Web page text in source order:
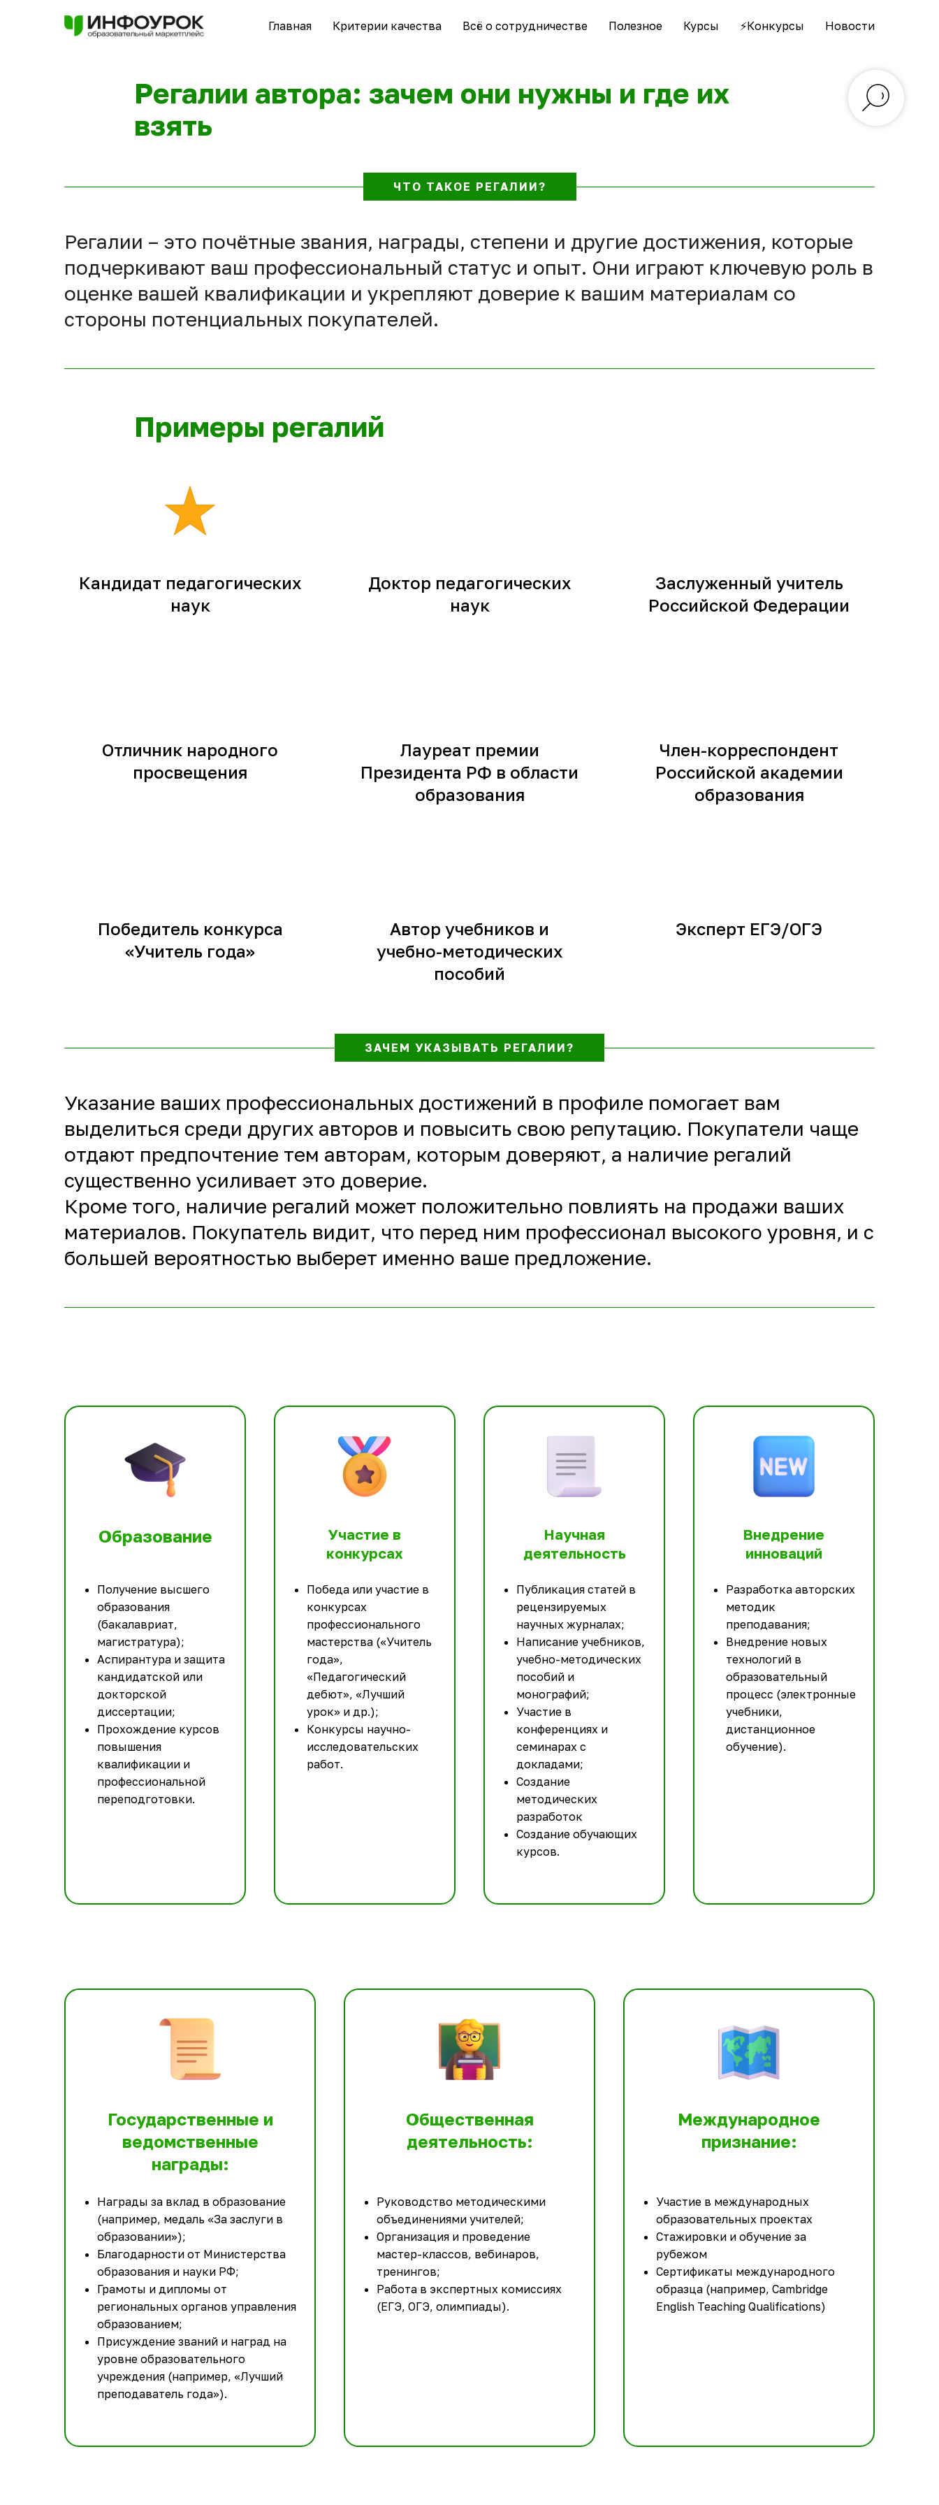
Главная Критерии качества Всё о сотрудничестве Полезное Курсы ⚡️Конкурсы Новости
Регалии автора: зачем они нужны и где их
взять
ЧТО ТАКОЕ РЕГАЛИИ?
Регалии – это почётные звания, награды, степени и другие достижения, которые
подчеркивают ваш профессиональный статус и опыт. Они играют ключевую роль в
оценке вашей квалификации и укрепляют доверие к вашим материалам со
стороны потенциальных покупателей.
Примеры регалий
Кандидат педагогических
наук
Доктор педагогических
наук
Заслуженный учитель
Российской Федерации
Отличник народного
просвещения
Лауреат премии
Президента РФ в области
образования
Член-корреспондент
Российской академии
образования
Победитель конкурса
«Учитель года»
Автор учебников и
учебно-методических
пособий
Эксперт ЕГЭ/ОГЭ
ЗАЧЕМ УКАЗЫВАТЬ РЕГАЛИИ?
Указание ваших профессиональных достижений в профиле помогает вам
выделиться среди других авторов и повысить свою репутацию. Покупатели чаще
отдают предпочтение тем авторам, которым доверяют, а наличие регалий
существенно усиливает это доверие.
Кроме того, наличие регалий может положительно повлиять на продажи ваших
материалов. Покупатель видит, что перед ним профессионал высокого уровня, и с
большей вероятностью выберет именно ваше предложение.
Образование
Получение высшего
образования
(бакалавриат,
магистратура);
Аспирантура и защита
кандидатской или
докторской
диссертации;
Прохождение курсов
повышения
квалификации и
профессиональной
переподготовки.
Участие в
конкурсах
Победа или участие в
конкурсах
профессионального
мастерства («Учитель
года»,
«Педагогический
дебют», «Лучший
урок» и др.);
Конкурсы научно-
исследовательских
работ.
Научная
деятельность
Публикация статей в
рецензируемых
научных журналах;
Написание учебников,
учебно-методических
пособий и
монографий;
Участие в
конференциях и
семинарах с
докладами;
Создание
методических
разработок
Создание обучающих
курсов.
Внедрение
инноваций
Разработка авторских
методик
преподавания;
Внедрение новых
технологий в
образовательный
процесс (электронные
учебники,
дистанционное
обучение).
Государственные и
ведомственные
награды:
Награды за вклад в образование
(например, медаль «За заслуги в
образовании»);
Благодарности от Министерства
образования и науки РФ;
Грамоты и дипломы от
региональных органов управления
образованием;
Присуждение званий и наград на
уровне образовательного
учреждения (например, «Лучший
преподаватель года»).
Общественная
деятельность:
Руководство методическими
объединениями учителей;
Организация и проведение
мастер-классов, вебинаров,
тренингов;
Работа в экспертных комиссиях
(ЕГЭ, ОГЭ, олимпиады).
Международное
признание:
Участие в международных
образовательных проектах
Стажировки и обучение за
рубежом
Сертификаты международного
образца (например, Cambridge
English Teaching Qualifications)